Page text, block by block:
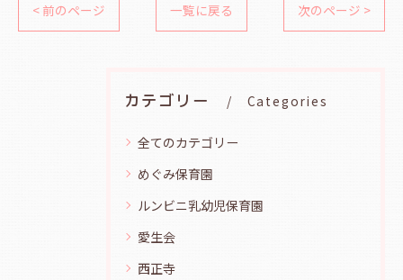
< 前のページ 一覧に戻る 次のページ >
カテゴリー Categories
全てのカテゴリー
めぐみ保育園
ルンビニ乳幼児保育園
愛生会
西正寺